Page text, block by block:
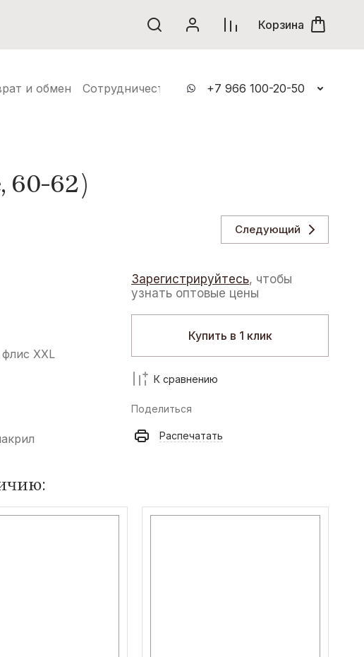
Корзина
и обмен Сотрудничество Контакты
+7 966 100-20-50
60-62)
Следующий
XXL
Зарегистрируйтесь, чтобы
узнать оптовые цены
Купить в 1 клик
К сравнению
Поделиться
Распечатать